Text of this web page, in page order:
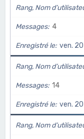
Rang, Nom
Messages 4
Enregistré le ven.
Rang, Nom
Messages 14
Enregistré le ven.
Rang, Nom